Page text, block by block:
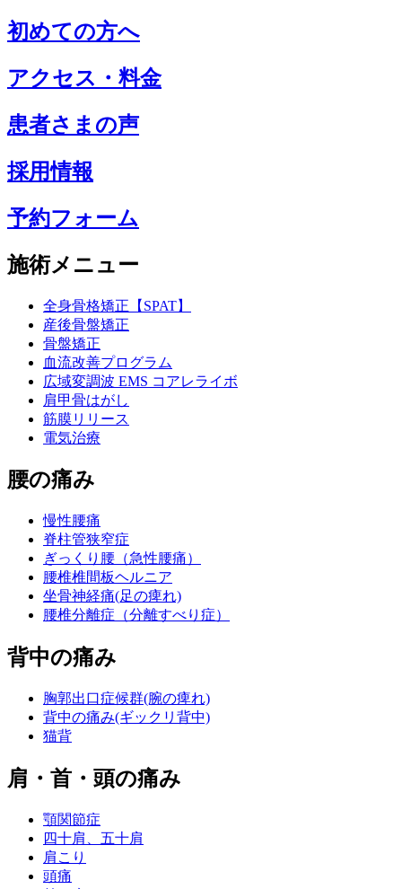
初めての方へ
アクセス・料金
患者さまの声
採用情報
予約フォーム
施術メニュー
全身骨格矯正【SPAT】
産後骨盤矯正
骨盤矯正
血流改善プログラム
広域変調波 EMS コアレライボ
肩甲骨はがし
筋膜リリース
電気治療
腰の痛み
慢性腰痛
脊柱管狭窄症
ぎっくり腰（急性腰痛）
腰椎椎間板ヘルニア
坐骨神経痛(足の痺れ)
腰椎分離症（分離すべり症）
背中の痛み
胸郭出口症候群(腕の痺れ)
背中の痛み(ギックリ背中)
猫背
肩・首・頭の痛み
顎関節症
四十肩、五十肩
肩こり
頭痛